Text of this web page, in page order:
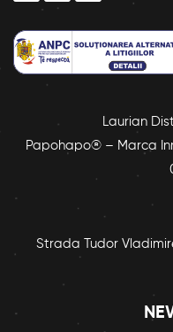
Laurian
Papohapo® – Marca
Strada Tudor